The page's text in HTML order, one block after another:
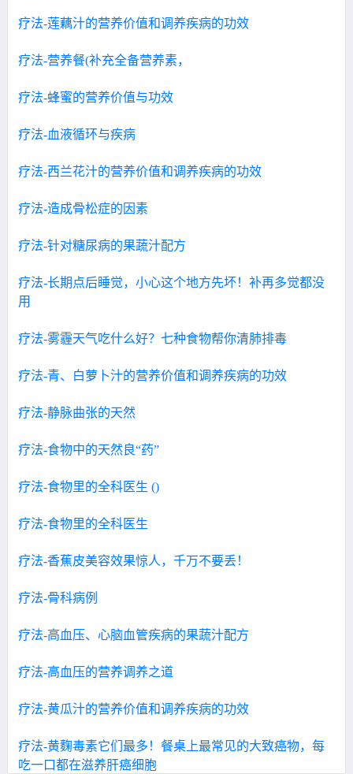
疗法-莲藕汁的营养价值和调养疾病的功效
疗法-营养餐(补充全备营养素，
疗法-蜂蜜的营养价值与功效
疗法-血液循环与疾病
疗法-西兰花汁的营养价值和调养疾病的功效
疗法-造成骨松症的因素
疗法-针对糖尿病的果蔬汁配方
疗法-长期点后睡觉，小心这个地方先坏！补再多觉都没
用
疗法-雾霾天气吃什么好？七种食物帮你清肺排毒
疗法-青、白萝卜汁的营养价值和调养疾病的功效
疗法-静脉曲张的天然
疗法-食物中的天然良“药”
疗法-食物里的全科医生 ()
疗法-食物里的全科医生
疗法-香蕉皮美容效果惊人，千万不要丢！
疗法-骨科病例
疗法-高血压、心脑血管疾病的果蔬汁配方
疗法-高血压的营养调养之道
疗法-黄瓜汁的营养价值和调养疾病的功效
疗法-黄麴毒素它们最多！餐桌上最常见的大致癌物，每
吃一口都在滋养肝癌细胞